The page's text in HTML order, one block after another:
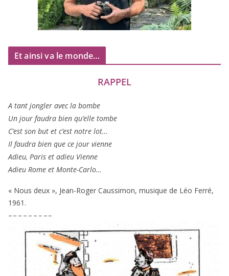
Et ainsi va le monde…
RAPPEL
A tant jon­gler avec la bombe
Un jour fau­dra bien qu’elle tombe
C’est son but et c’est notre lot…
Il fau­dra bien que ce jour vienne
Adieu, Paris et adieu Vienne
Adieu Rome et Monte-Carlo…
« Nous deux », Jean-Roger Caussimon, musique de Léo Ferré,
1961 .
– – – – – – – – –